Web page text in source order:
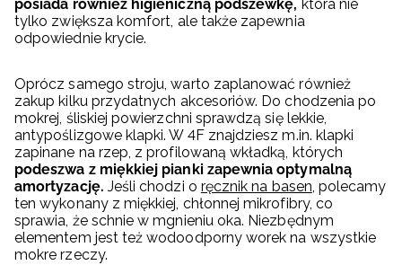
posiada również higieniczną podszewkę, która nie
tylko zwiększa komfort, ale także zapewnia
odpowiednie krycie.
Oprócz samego stroju, warto zaplanować również
zakup kilku przydatnych akcesoriów. Do chodzenia po
mokrej, śliskiej powierzchni sprawdzą się lekkie,
antypoślizgowe klapki. W 4F znajdziesz m.in. klapki
zapinane na rzep, z profilowaną wkładką, których
podeszwa z miękkiej pianki zapewnia optymalną
amortyzację. Jeśli chodzi o ręcznik na basen, polecamy
ten wykonany z miękkiej, chłonnej mikrofibry, co
sprawia, że schnie w mgnieniu oka. Niezbędnym
elementem jest też wodoodporny worek na wszystkie
mokre rzeczy.